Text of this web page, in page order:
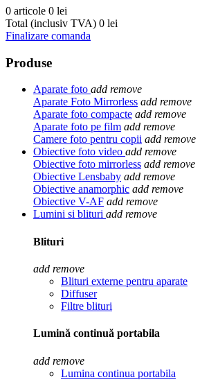
0 articole 0 lei
Total (inclusiv TVA) 0 lei
Finalizare comanda
Produse
Aparate foto add remove
Aparate Foto Mirrorless add remove
Aparate foto compacte add remove
Aparate foto pe film add remove
Camere foto pentru copii add remove
Obiective foto video add remove
Obiective foto mirrorless add remove
Obiective Lensbaby add remove
Obiective anamorphic add remove
Obiective V-AF add remove
Lumini si blituri add remove
Blituri
add remove
Blituri externe pentru aparate
Diffuser
Filtre blituri
Lumină continuă portabila
add remove
Lumina continua portabila